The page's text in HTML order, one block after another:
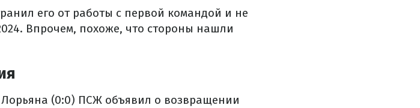
его от работы с первой командой и не
Впрочем, похоже, что стороны нашли
Лорьяна (0:0) ПСЖ объявил о возвращении